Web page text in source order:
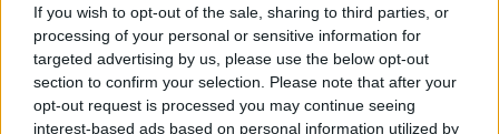
If you wish to opt-out of the sale, sharing to third parties, or
processing of your personal or sensitive information for
targeted advertising by us, please use the below opt-out
section to confirm your selection. Please note that after your
opt-out request is processed you may continue seeing
interest-based ads based on personal information utilized by
È prevista poi l'approvazione del Piano delle alienazioni e
valorizzazioni Immobiliari triennio 2021-2024; Decreto Legislativo n.
50 del 18.04.2016 Art. 21 e l'approvazione del Programma
triennale 2022-2024 e annuale 2022 delle opere pubbliche e quella
del Programma biennale degli acquisti di beni e servizi 2021-2022
e dell’elenco annuale 2021, ai sensi dell’Art. 21 del D. Lgs. n.